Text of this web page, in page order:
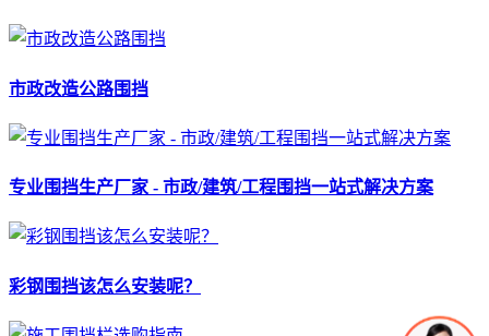
市政改造公路围挡
专业围挡生产厂家 - 市政/建筑/工程围挡一站式解决方案
彩钢围挡该怎么安装呢？